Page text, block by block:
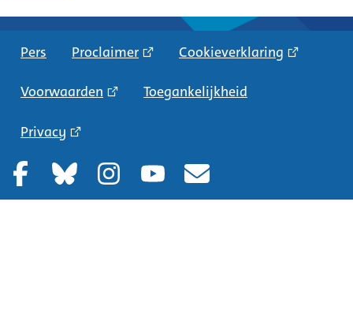
Pers Proclaimer Cookieverklaring
Voorwaarden Toegankelijkheid
Privacy